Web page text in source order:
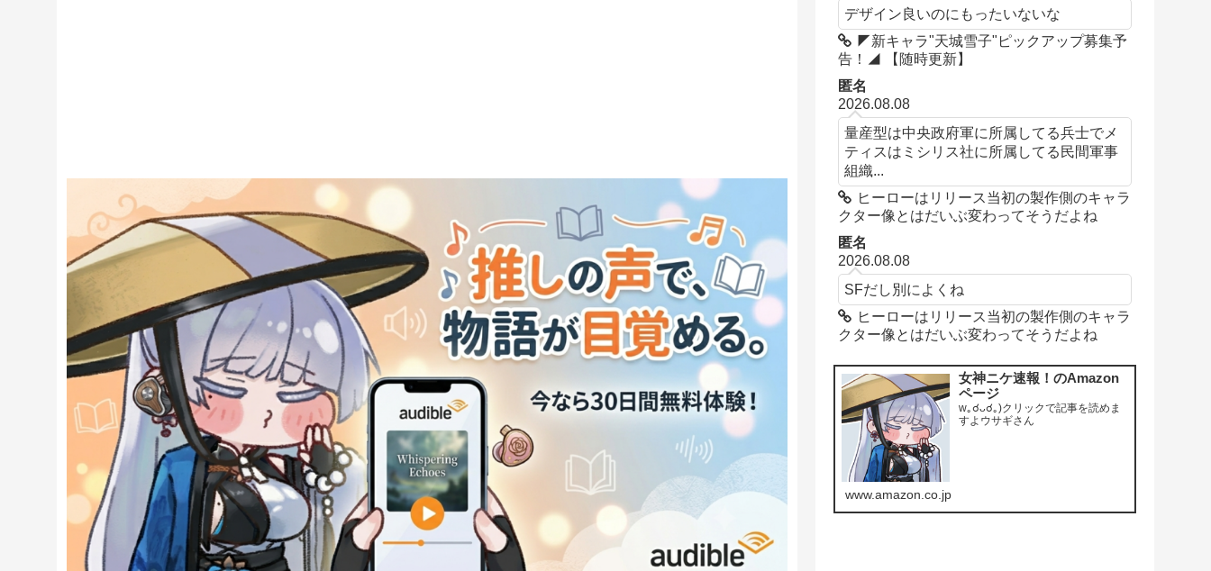
デザイン良いのにもったいないな
◤新キャラ"天城雪子"ピックアップ募集予
告！◢ 【随時更新】
匿名
2026.08.08
量産型は中央政府軍に所属してる兵士でメ
ティスはミシリス社に所属してる民間軍事
組織...
ヒーローはリリース当初の製作側のキャラ
クター像とはだいぶ変わってそうだよね
匿名
2026.08.08
SFだし別によくね
ヒーローはリリース当初の製作側のキャラ
クター像とはだいぶ変わってそうだよね
女神ニケ速報！のAmazon
ページ
w｡☌ᴗ☌｡)クリックで記事を読めま
すよウサギさん
www.amazon.co.jp